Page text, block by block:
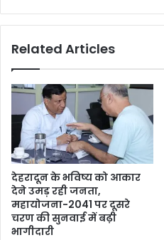
Related Articles
देहरादून के भविष्य को आकार
देने उमड़ रही जनता,
महायोजना-2041 पर दूसरे
चरण की सुनवाई में बढ़ी
भागीदारी